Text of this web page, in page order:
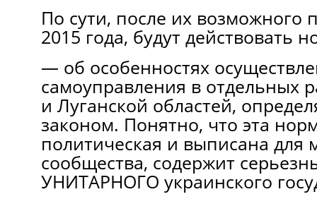
По сути, после их возможного
2015 года, будут действовать
— об особенностях
самоуправления в отдельных
и Луганской областей,
законом. Понятно, что эта
политическая и выписана для
сообщества, содержит
УНИТАРНОГО украинского